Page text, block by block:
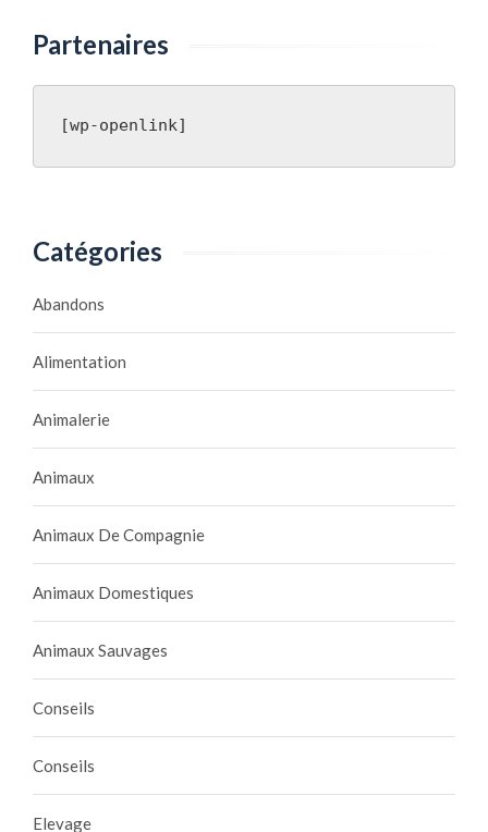
Partenaires
[wp-openlink]
Catégories
Abandons
Alimentation
Animalerie
Animaux
Animaux De Compagnie
Animaux Domestiques
Animaux Sauvages
Conseils
Conseils
Elevage